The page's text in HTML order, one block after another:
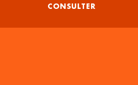
CONSULTER